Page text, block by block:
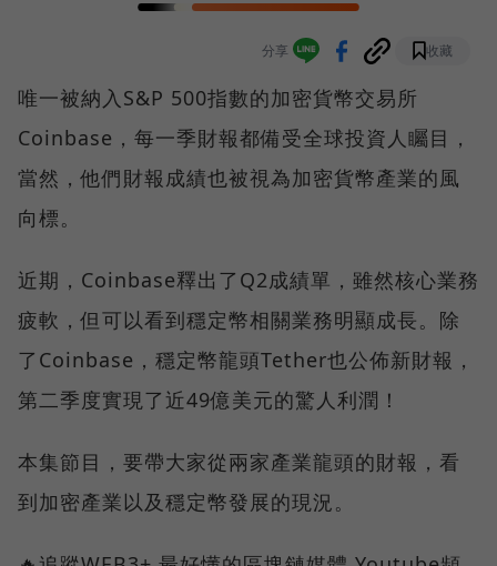
分享 收藏
唯一被納入S&P 500指數的加密貨幣交易所
Coinbase，每一季財報都備受全球投資人矚目，
當然，他們財報成績也被視為加密貨幣產業的風
向標。
近期，Coinbase釋出了Q2成績單，雖然核心業務
疲軟，但可以看到穩定幣相關業務明顯成長。除
了Coinbase，穩定幣龍頭Tether也公佈新財報，
第二季度實現了近49億美元的驚人利潤！
本集節目，要帶大家從兩家產業龍頭的財報，看
到加密產業以及穩定幣發展的現況。